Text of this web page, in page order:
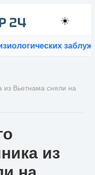
☀️
из Вьетнама сняли на
из